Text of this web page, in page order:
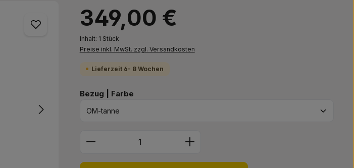
349,00 €
Inhalt: 1 Stück
Preise inkl. MwSt. zzgl. Versandkosten
Lieferzeit 6- 8 Wochen
Bezug | Farbeauswählen
Produkt Anzahl: Gib den gewünschten Wert